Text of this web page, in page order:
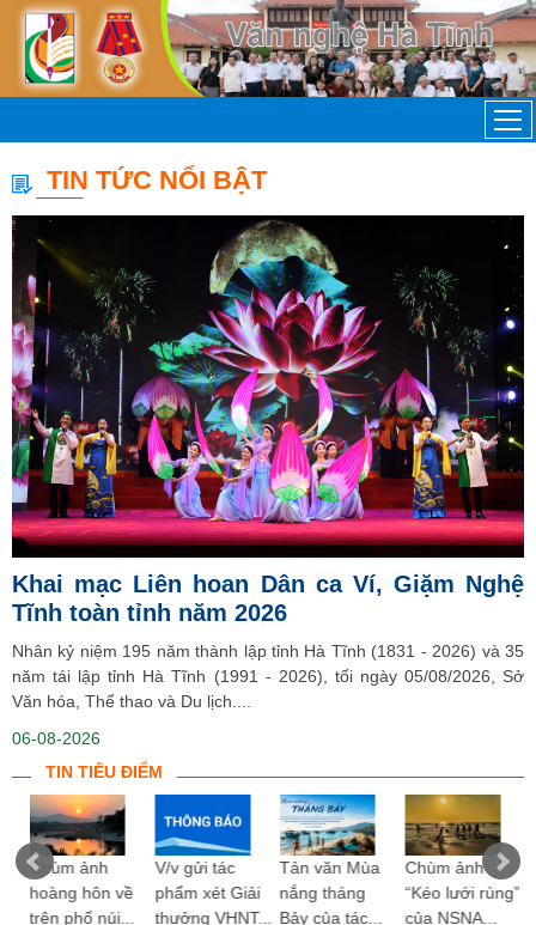
TIN TỨC NỔI BẬT
Khai mạc Liên hoan Dân ca Ví, Giặm Nghệ
Tĩnh toàn tỉnh năm 2026
Nhân kỷ niệm 195 năm thành lập tỉnh Hà Tĩnh (1831 - 2026) và 35
năm tái lập tỉnh Hà Tĩnh (1991 - 2026), tối ngày 05/08/2026, Sở
Văn hóa, Thể thao và Du lịch....
06-08-2026
TIN TIÊU ĐIỂM
Chùm ảnh
hoàng hôn về
trên phố núi...
V/v gửi tác
phẩm xét Giải
thưởng VHNT...
Tản văn Mùa
nắng tháng
Bảy của tác...
Chùm ảnh
“Kéo lưới rùng”
của NSNA...